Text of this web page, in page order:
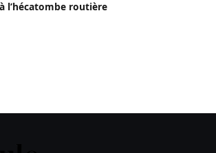
l’hécatombe routière